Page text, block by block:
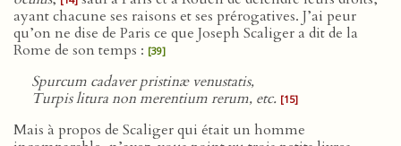
ayant chacune ses raisons et ses prérogatives. J’ai peur
qu’on ne dise de Paris ce que Joseph Scaliger a dit de la
Rome de son temps : [39]
Spurcum cadaver pristinæ venustatis,
Turpis litura non merentium rerum, etc. [15]
Mais à propos de Scaliger qui était un homme